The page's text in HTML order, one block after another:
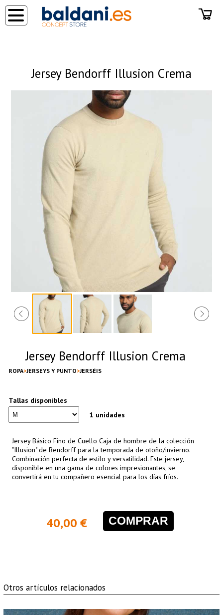
Jersey Bendorff Illusion Crema
Jersey Bendorff Illusion Crema
ROPA JERSEYS Y PUNTO JERSÉIS
Tallas disponibles
1 unidades
Jersey Básico Fino de Cuello Caja de hombre de la colección
"Illusion" de Bendorff para la temporada de otoño/invierno.
Combinación perfecta de estilo y versatilidad. Este jersey,
disponible en una gama de colores impresionantes, se
convertirá en tu compañero esencial para los días fríos.
40,00 € COMPRAR
Otros artículos relacionados